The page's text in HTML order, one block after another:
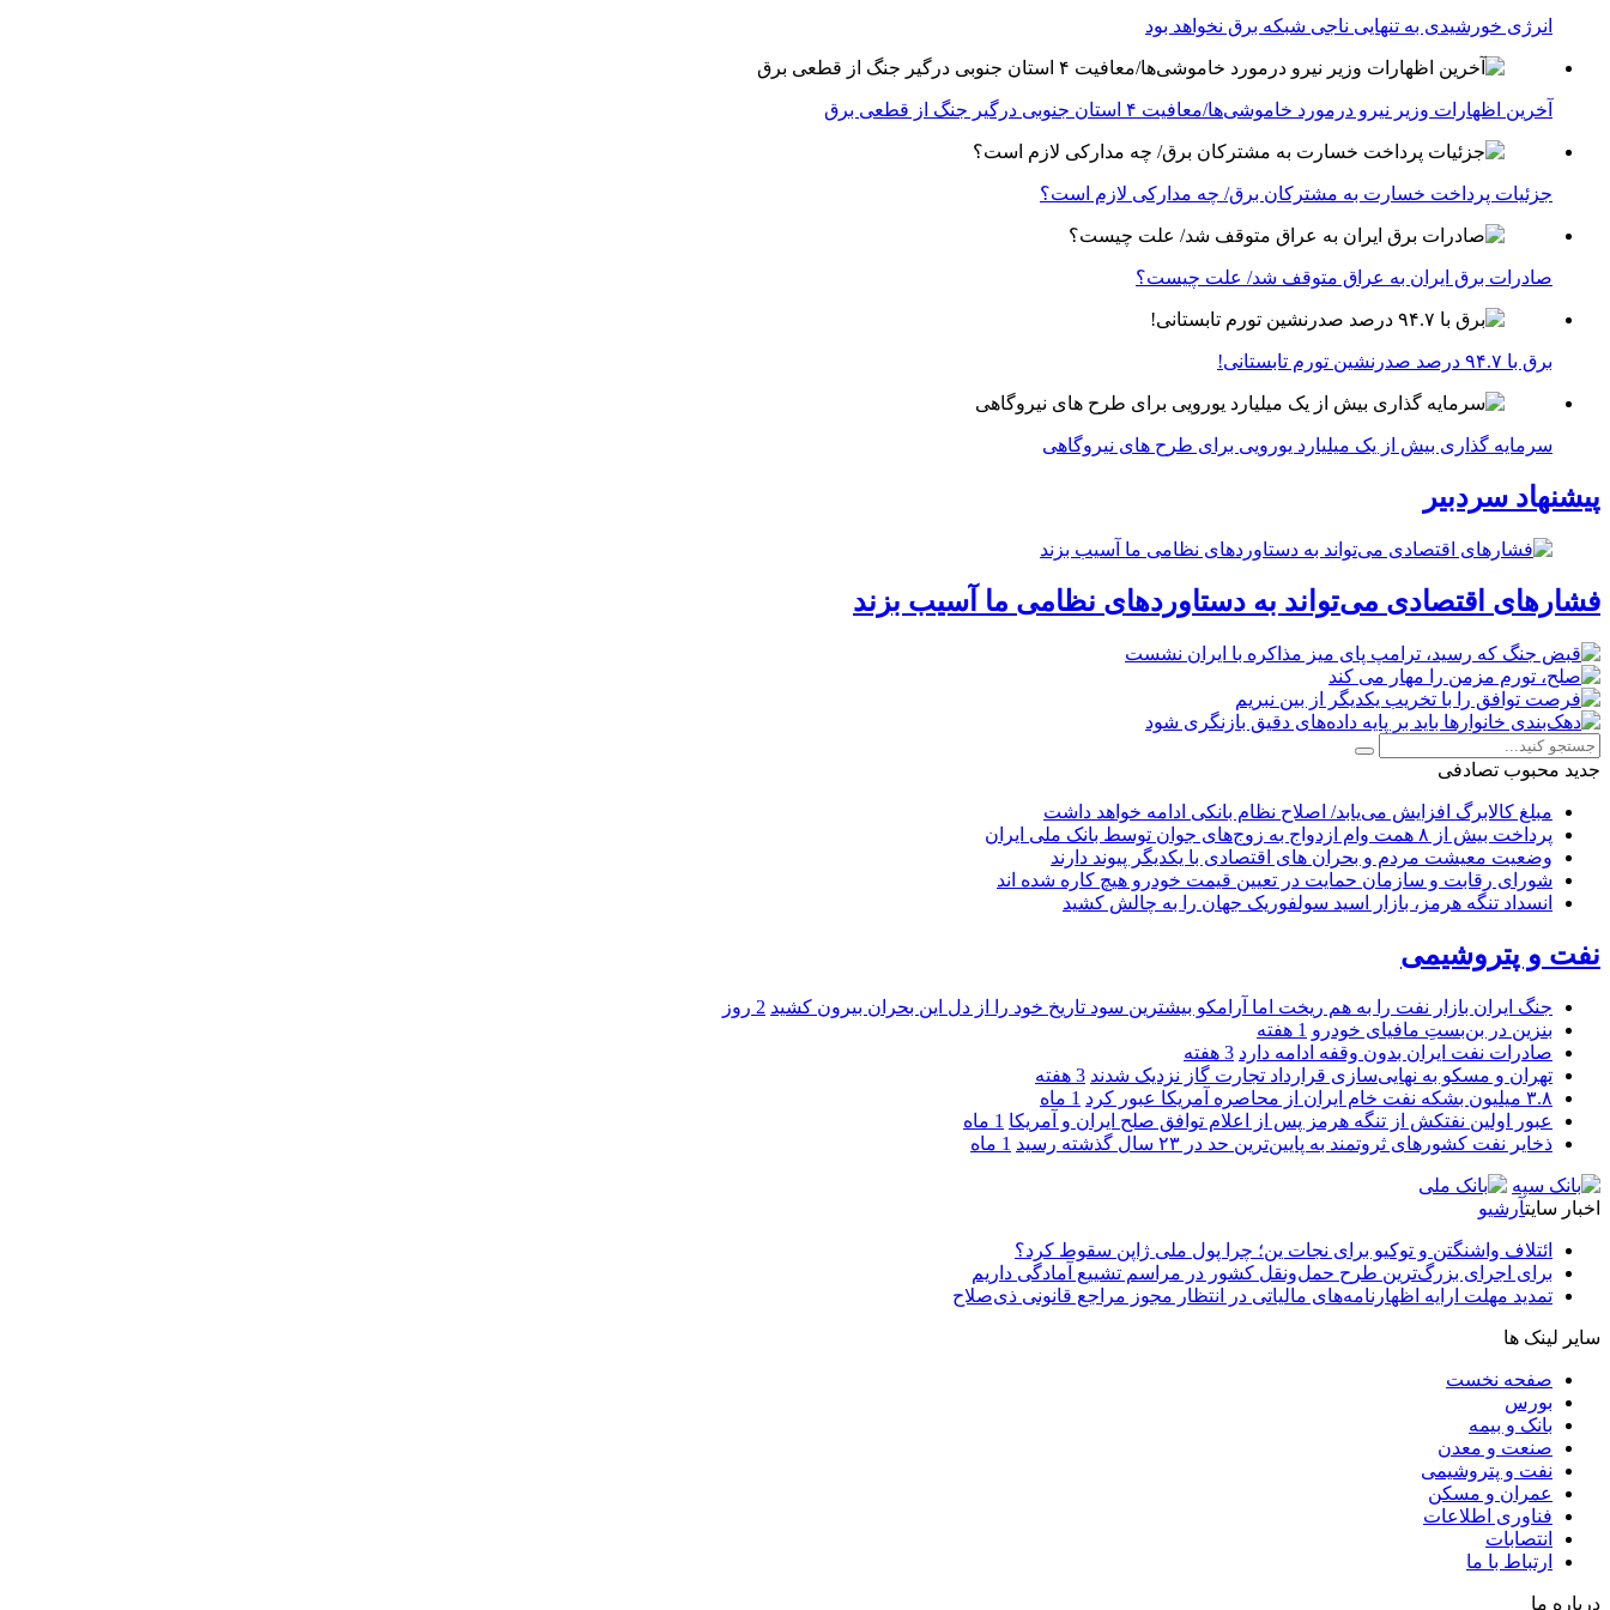
انرژی خورشیدی به تنهایی ناجی شبکه برق نخواهد بود
آخرین اظهارات وزیر نیرو درمورد خاموشی‌ها/معافیت ۴ استان جنوبی درگیر جنگ از قطعی برق
جزئیات پرداخت خسارت به مشترکان برق/ چه مدارکی لازم است؟
صادرات برق ایران به عراق متوقف شد/ علت چیست؟
برق با ۹۴.۷ درصد صدرنشین تورم تابستانی!
سرمایه گذاری بیش از یک میلیارد یورویی برای طرح های نیروگاهی
پیشنهاد سردبیر
فشارهای اقتصادی می‌تواند به دستاوردهای نظامی ما آسیب بزند
جدید محبوب تصادفی
مبلغ کالابرگ افزایش می‌یابد/ اصلاح نظام بانکی ادامه خواهد داشت
پرداخت بیش از ۸ همت وام ازدواج به زوج‌های جوان توسط بانک ملی ایران
وضعیت معیشت مردم و بحران های اقتصادی با یکدیگر پیوند دارند
شورای رقابت و سازمان حمایت در تعیین قیمت خودرو هیچ کاره شده اند
انسداد تنگه هرمز، بازار اسید سولفوریک جهان را به چالش کشید
نفت و پتروشیمی
جنگ ایران بازار نفت را به هم ریخت اما آرامکو بیشترین سود تاریخ خود را از دل این بحران بیرون کشید 2 روز
بنزین در بن‌بستِ مافیای خودرو 1 هفته
صادرات نفت ایران بدون وقفه ادامه دارد 3 هفته
تهران و مسکو به نهایی‌سازی قرارداد تجارت گاز نزدیک شدند 3 هفته
۳.۸ میلیون بشکه نفت خام ایران از محاصره آمریکا عبور کرد
1 ماه
عبور اولین نفتکش از تنگه هرمز پس از اعلام توافق صلح ایران و آمریکا 1 ماه
ذخایر نفت کشورهای ثروتمند به پایین‌ترین حد در ۲۳ سال گذشته رسید
1 ماه
اخبار سایتآرشیو
ائتلاف واشنگتن و توکیو برای نجات ین؛ چرا پول ملی ژاپن سقوط کرد؟
برای اجرای بزرگ‌ترین طرح حمل‌ونقل کشور در مراسم تشییع آمادگی داریم
تمدید مهلت ارایه اظهارنامه‌های مالیاتی در انتظار مجوز مراجع قانونی ذی‌‏صلاح
سایر لینک ها
صفحه نخست
بورس
بانک و بیمه
صنعت و معدن
نفت و پتروشیمی
عمران و مسکن
فناوری اطلاعات
انتصابات
ارتباط با ما
درباره ما